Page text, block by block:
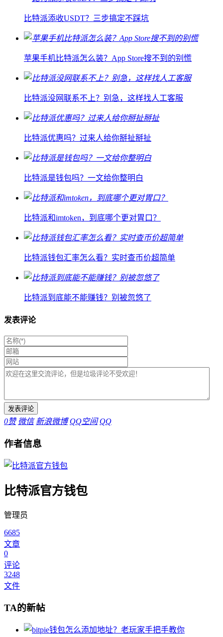
比特派添收USDT？三步搞定不踩坑
苹果手机比特派怎么装？App Store搜不到的别慌
比特派没网联系不上？别急，这样找人工客服
比特派优惠吗？过来人给你掰扯掰扯
比特派是钱包吗？一文给你整明白
比特派和imtoken，到底哪个更对胃口？
比特派钱包汇率怎么看？实时查币价超简单
比特派到底能不能赚钱？别被忽悠了
发表评论
0赞 微信 新浪微博 QQ空间 QQ
作者信息
比特派官方钱包
管理员
6685
文章
0
评论
3248
文件
TA的新帖